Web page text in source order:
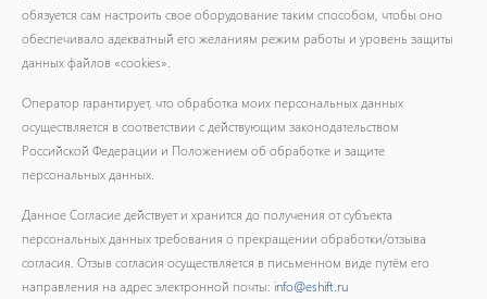
обязуется сам настроить свое оборудование таким способом, чтобы оно
обеспечивало адекватный его желаниям режим работы и уровень защиты
данных файлов «cookies».
Оператор гарантирует, что обработка моих персональных данных
осуществляется в соответствии с действующим законодательством
Российской Федерации и Положением об обработке и защите
персональных данных.
Данное Согласие действует и хранится до получения от субъекта
персональных данных требования о прекращении обработки/отзыва
согласия. Отзыв согласия осуществляется в письменном виде путём его
направления на адрес электронной почты: info@eshift.ru